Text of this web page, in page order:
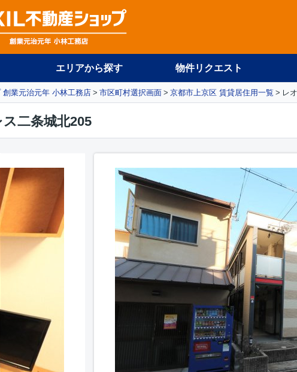
エリアから探す 物件リクエスト
創業元治元年 小林工務店 市区町村選択画面 京都市上京区 賃貸居住用一覧 レ
二条城北205